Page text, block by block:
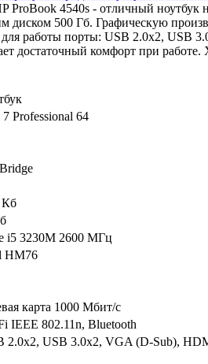
ProBook 4540s - отличный
500 Гб. Графическую
работы порты: USB 2.0x2,
достаточный комфорт при работе.
Professional 64
Кб
i5 3230M 2600 МГц
HM76
карта 1000 Мбит/c
IEEE 802.11n, Bluetooth
2.0x2, USB 3.0x2, VGA (D-Sub),